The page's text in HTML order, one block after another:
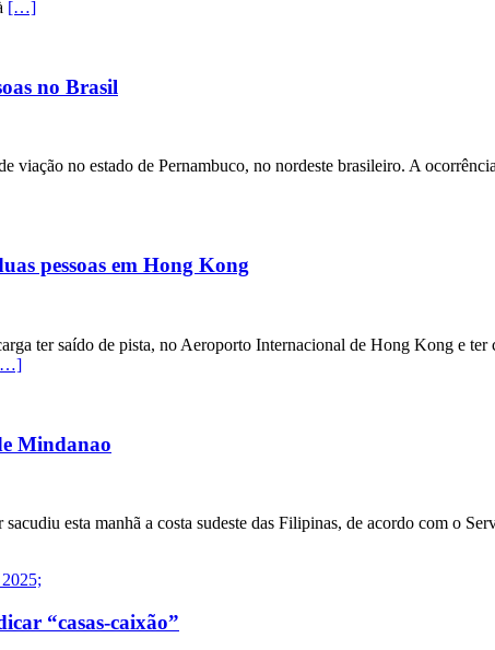
[…]
no Brasil
viação no estado de Pernambuco, no nordeste brasileiro. A
pessoas em Hong Kong
ter saído de pista, no Aeroporto Internacional de Hong Kong e
Mindanao
esta manhã a costa sudeste das Filipinas, de acordo com o
“casas-caixão”